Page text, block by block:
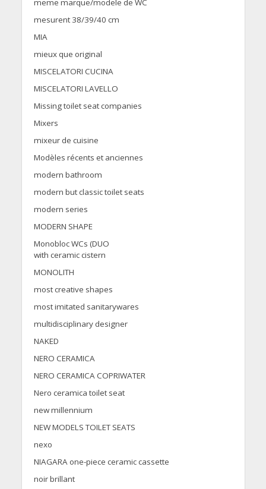
meme marque/modele de WC
mesurent 38/39/40 cm
MIA
mieux que original
MISCELATORI CUCINA
MISCELATORI LAVELLO
Missing toilet seat companies
Mixers
mixeur de cuisine
Modèles récents et anciennes
modern bathroom
modern but classic toilet seats
modern series
MODERN SHAPE
Monobloc WCs (DUO
with ceramic cistern
MONOLITH
most creative shapes
most imitated sanitarywares
multidisciplinary designer
NAKED
NERO CERAMICA
NERO CERAMICA COPRIWATER
Nero ceramica toilet seat
new millennium
NEW MODELS TOILET SEATS
nexo
NIAGARA one-piece ceramic cassette
noir brillant